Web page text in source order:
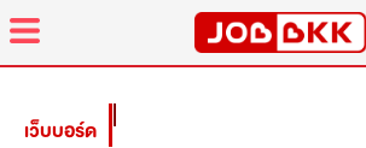
menu
เว็บบอร์ด